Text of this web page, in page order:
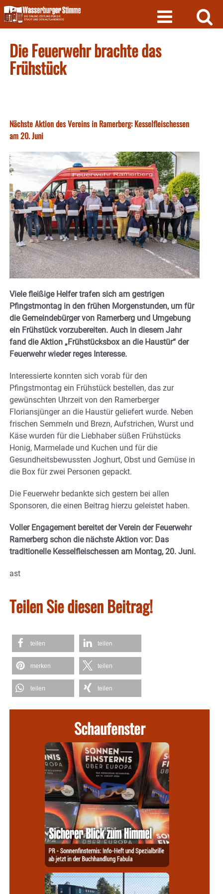
Skip
to
content
Die Feuerwehr brachte das
Frühstück
Nächste Aktion des Vereins in Ramerberg: Kesselfleischessen
am 20. Juni
Viele fleißige Helfer trafen sich am gestrigen
Pfingstmontag in den frühen Morgenstunden, um für
die Gemeindebürger von Ramerberg und Umgebung
ein Frühstück vorzubereiten. Auch in diesem Jahr
fand die Aktion „Frühstücksbox an die Haustür“ der
Feuerwehr wieder reges Interesse.
Interessierte konnten sich vorab für den
Pfingstmontag ein Frühstück bestellen, das zur
gewünschten Uhrzeit von den Ramerberger
Floriansjünger an die Haustür geliefert wurde. Neben
frischen Semmeln und Brezn, Aufstrichen, Wurst und
Käse wurden für die Liebhaber süßen Frühstücks
Honig, Marmelade und Kuchen und für die
Gesundheitsbewussten Joghurt, Obst und Gemüse in
die Box für zwei Personen gepackt.
Die Feuerwehr bedankte sich gestern bei allen
Sponsoren, die einen Beitrag hierzu geleistet haben.
Voller Engagement bereitet der Verein der Feuerwehr
Ramerberg schon die nächste Aktion vor: Das
traditionelle Kesselfleischessen am Montag, 20. Juni.
ast
Teilen Sie diesen Beitrag!
teilen teilen
merken teilen
teilen teilen
Schaufenster